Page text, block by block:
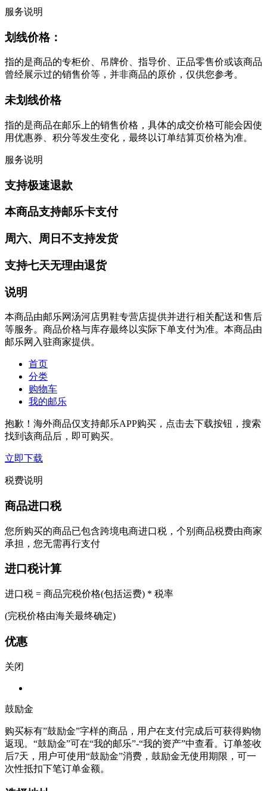
服务说明
划线价格：
指的是商品的专柜价、吊牌价、指导价、正品零售价或该商品
曾经展示过的销售价等，并非商品的原价，仅供您参考。
未划线价格
指的是商品在邮乐上的销售价格，具体的成交价格可能会因使
用优惠券、积分等发生变化，最终以订单结算页价格为准。
服务说明
支持极速退款
本商品支持邮乐卡支付
周六、周日不支持发货
支持七天无理由退货
说明
本商品由邮乐网汤河店男鞋专营店提供并进行相关配送和售后
等服务。商品价格与库存最终以实际下单支付为准。本商品由
邮乐网入驻商家提供。
首页
分类
购物车
我的邮乐
抱歉！海外商品仅支持邮乐APP购买，点击去下载按钮，搜索
找到该商品后，即可购买。
立即下载
税费说明
商品进口税
您所购买的商品已包含跨境电商进口税，个别商品税费由商家
承担，您无需再行支付
进口税计算
进口税 = 商品完税价格(包括运费) * 税率
(完税价格由海关最终确定)
优惠
关闭
鼓励金
购买标有”鼓励金”字样的商品，用户在支付完成后可获得购物
返现。“鼓励金”可在“我的邮乐”-“我的资产”中查看。订单签收
后7天，用户可使用“鼓励金”消费，鼓励金无使用期限，可一
次性抵扣下笔订单金额。